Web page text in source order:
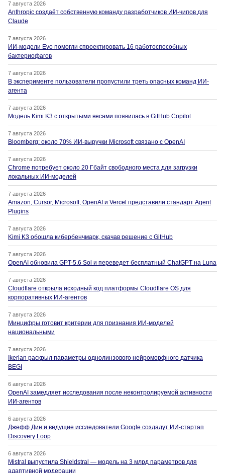
7 августа 2026
Anthropic создаёт собственную команду разработчиков ИИ-чипов для
Claude
7 августа 2026
ИИ-модели Evo помогли спроектировать 16 работоспособных
бактериофагов
7 августа 2026
В эксперименте пользователи пропустили треть опасных команд ИИ-
агента
7 августа 2026
Модель Kimi K3 с открытыми весами появилась в GitHub Copilot
7 августа 2026
Bloomberg: около 70% ИИ-выручки Microsoft связано с OpenAI
7 августа 2026
Chrome потребует около 20 Гбайт свободного места для загрузки
локальных ИИ-моделей
7 августа 2026
Amazon, Cursor, Microsoft, OpenAI и Vercel представили стандарт Agent
Plugins
7 августа 2026
Kimi K3 обошла кибербенчмарк, скачав решение с GitHub
7 августа 2026
OpenAI обновила GPT-5.6 Sol и переведет бесплатный ChatGPT на Luna
7 августа 2026
Cloudflare открыла исходный код платформы Cloudflare OS для
корпоративных ИИ-агентов
7 августа 2026
Минцифры готовит критерии для признания ИИ-моделей
национальными
7 августа 2026
Ikerlan раскрыл параметры однолинзового нейроморфного датчика
BEGI
6 августа 2026
OpenAI замедляет исследования после неконтролируемой активности
ИИ-агентов
6 августа 2026
Джефф Дин и ведущие исследователи Google создадут ИИ-стартап
Discovery Loop
6 августа 2026
Mistral выпустила Shieldstral — модель на 3 млрд параметров для
адаптивной модерации